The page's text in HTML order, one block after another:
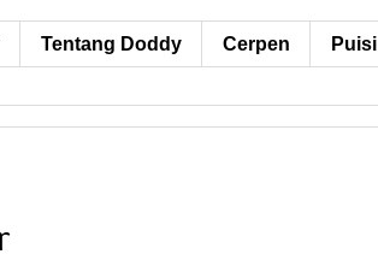
Tentang Doddy Cerpen Puisi